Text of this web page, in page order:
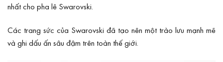
nhất cho pha lê Swarovski.
Các trang sức của Swarovski đã tạo nên một trào lưu mạnh mẽ
và ghi dấu ấn sâu đậm trên toàn thế giới.